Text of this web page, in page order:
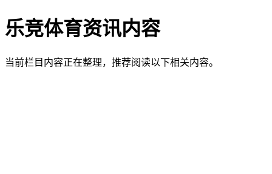
乐竞体育资讯内容
当前栏目内容正在整理，推荐阅读以下相关内容。